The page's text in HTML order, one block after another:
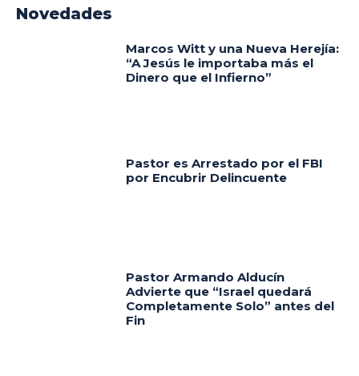
Novedades
Marcos Witt y una Nueva Herejía:
“A Jesús le importaba más el
Dinero que el Infierno”
Pastor es Arrestado por el FBI
por Encubrir Delincuente
Pastor Armando Alducín
Advierte que “Israel quedará
Completamente Solo” antes del
Fin